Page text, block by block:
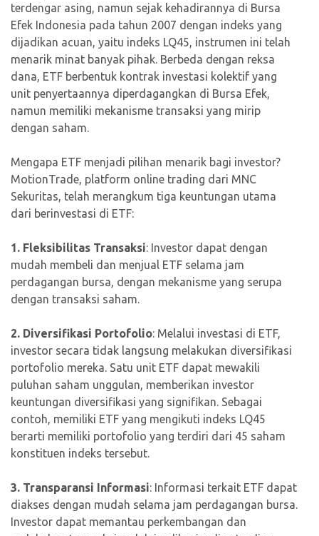
terdengar asing, namun sejak kehadirannya di Bursa
Efek Indonesia pada tahun 2007 dengan indeks yang
dijadikan acuan, yaitu indeks LQ45, instrumen ini telah
menarik minat banyak pihak. Berbeda dengan reksa
dana, ETF berbentuk kontrak investasi kolektif yang
unit penyertaannya diperdagangkan di Bursa Efek,
namun memiliki mekanisme transaksi yang mirip
dengan saham.
Mengapa ETF menjadi pilihan menarik bagi investor?
MotionTrade, platform online trading dari MNC
Sekuritas, telah merangkum tiga keuntungan utama
dari berinvestasi di ETF:
1. Fleksibilitas Transaksi: Investor dapat dengan
mudah membeli dan menjual ETF selama jam
perdagangan bursa, dengan mekanisme yang serupa
dengan transaksi saham.
2. Diversifikasi Portofolio: Melalui investasi di ETF,
investor secara tidak langsung melakukan diversifikasi
portofolio mereka. Satu unit ETF dapat mewakili
puluhan saham unggulan, memberikan investor
keuntungan diversifikasi yang signifikan. Sebagai
contoh, memiliki ETF yang mengikuti indeks LQ45
berarti memiliki portofolio yang terdiri dari 45 saham
konstituen indeks tersebut.
3. Transparansi Informasi: Informasi terkait ETF dapat
diakses dengan mudah selama jam perdagangan bursa.
Investor dapat memantau perkembangan dan